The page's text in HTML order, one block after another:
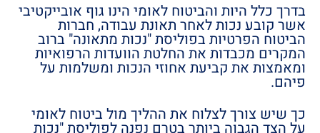
בדרך כלל היות והביטוח לאומי הינו גוף אובייקטיבי
אשר קובע נכות לאחר תאונת עבודה, חברות
הביטוח הפרטיות בפוליסת "נכות מתאונה" ברוב
המקרים מכבדות את החלטת הוועדות הרפואיות
ומאמצות את קביעת אחוזי הנכות ומשלמות על
פיהם.
כך שיש צורך לצלוח את ההליך מול ביטוח לאומי
על הצד הגבוה ביותר בטרם נפנה לפוליסת "נכות